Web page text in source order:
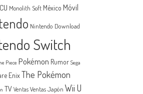
Monolith Soft México Móvil
Nintendo Download
Switch
Piece Pokémon Rumor Sega
EnixThe Pokémon
TV Ventas Ventas Japón Wii U